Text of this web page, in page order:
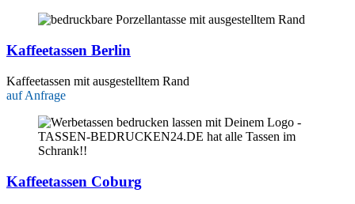
Kaffeetassen Berlin
Kaffeetassen mit ausgestelltem Rand
auf Anfrage
Kaffeetassen Coburg